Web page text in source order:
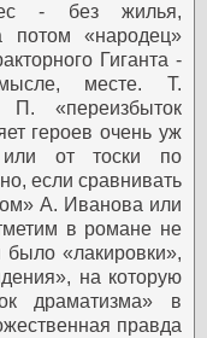
- без жилья,
потом «народец»
Гиганта -
месте. Т.
«переизбыток
героев очень уж
или от тоски по
если сравнивать
А. Иванова или
в романе не
было «лакировки»,
на которую
драматизма» в
правда